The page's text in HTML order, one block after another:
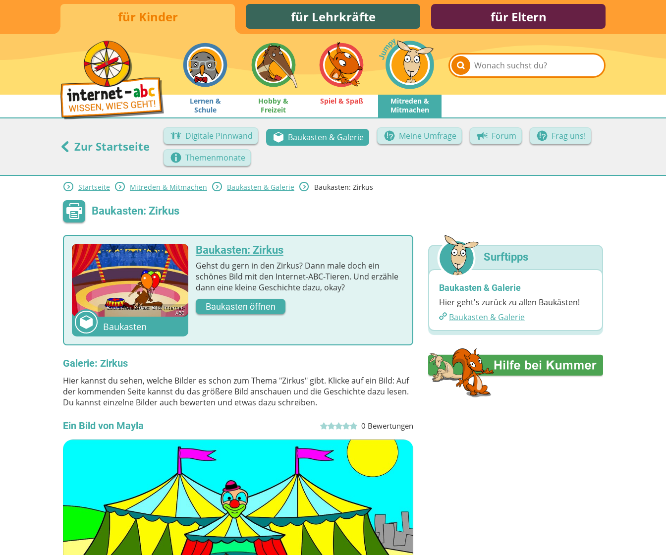
für Kinder für Lehrkräfte für Eltern
Lernen &
Schule
Hobby &
Freizeit
Spiel & Spaß
Mitreden &
Mitmachen
Zur Startseite
Digitale Pinnwand Baukasten & Galerie Meine Umfrage Forum
Frag uns!
Themenmonate
Startseite Mitreden & Mitmachen Baukasten & Galerie Baukasten: Zirkus
Baukasten: Zirkus
Baukasten: Zirkus; Bild: Internet-
ABC
Baukasten
Baukasten: Zirkus
Gehst du gern in den Zirkus? Dann male doch ein
schönes Bild mit den Internet-ABC-Tieren. Und erzähle
dann eine kleine Geschichte dazu, okay?
Baukasten öffnen
Galerie: Zirkus
Hier kannst du sehen, welche Bilder es schon zum Thema "Zirkus" gibt. Klicke auf ein Bild: Auf
der kommenden Seite kannst du das größere Bild anschauen und die Geschichte dazu lesen.
Du kannst einzelne Bilder auch bewerten und etwas dazu schreiben.
Ein Bild von Mayla 0 Bewertungen
Surftipps
Baukasten & Galerie
Hier geht's zurück zu allen Baukästen!
Baukasten & Galerie